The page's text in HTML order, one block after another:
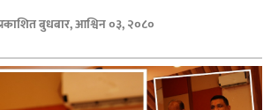
बुधबार, आश्विन ०३, २०८०